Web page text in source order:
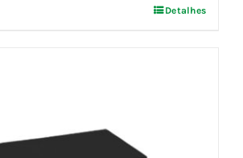
Detalhes